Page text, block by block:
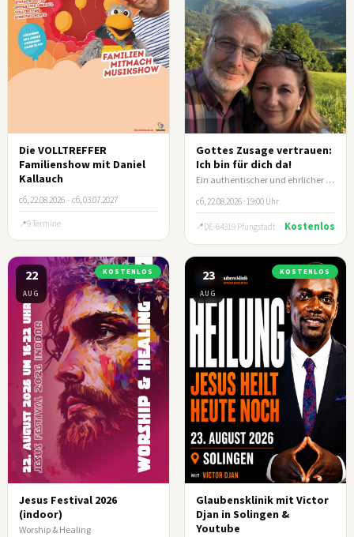
Die VOLLTREFFER
Familienshow mit Daniel
Kallauch
сб, 22.08.2026 –сб, 03.07.2027
9 Termine
Gottes Zusage vertrauen:
Ich bin für dich da!
Ein authentischer und ehrlicher Lebensbericht von Ehepaar Klein
сб, 22.08.2026 · 19:00 Uhr
DE-64319 Pfungstadt Kostenlos
22
AUG
KOSTENLOS
Jesus Festival 2026
(indoor)
Worship & Healing
23
AUG
KOSTENLOS
Glaubensklinik mit Victor
Djan in Solingen &
Youtube